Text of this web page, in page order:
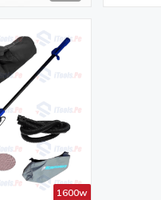
1600w